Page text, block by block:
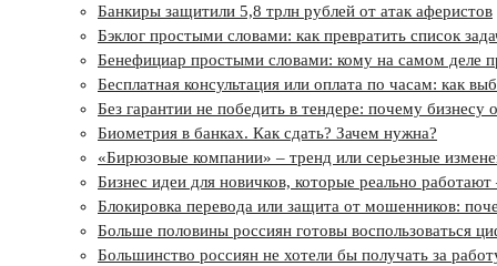
Банкиры защитили 5,8 трлн рублей от атак аферистов
Бэклог простыми словами: как превратить список
Бенефициар простыми словами: кому на самом деле
Бесплатная консультация или оплата по часам: как
Без гарантии не победить в тендере: почему бизнесу
Биометрия в банках. Как сдать? Зачем нужна?
«Бирюзовые компании» – тренд или серьезные
Бизнес идеи для новичков, которые реально
Блокировка перевода или защита от мошенников:
Больше половины россиян готовы воспользоваться
Большинство россиян не хотели бы получать за